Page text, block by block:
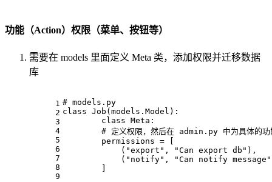
功能（Action）权限（菜单、按钮等）
需要在 models 里面定义 Meta 类，添加权限并迁移数据
库
1
2
3
4
5
6
7
8
9
# models.py
class Job (models.Model):
class Meta :
# 定义权限，然后在 admin.py 中为具体的功
        permissions = [
            (
"export" , "Can export db" ),
            (
"notify" , "Can notify message"